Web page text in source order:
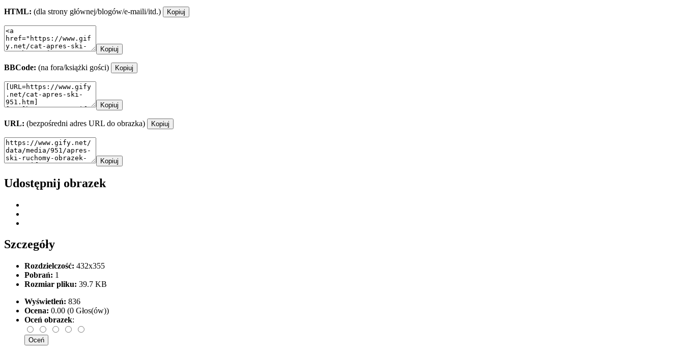
HTML: (dla strony głównej/blogów/e-maili/itd.) Kopiuj
Kopiuj
BBCode: (na fora/książki gości) Kopiuj
Kopiuj
URL: (bezpośredni adres URL do obrazka) Kopiuj
Kopiuj
Udostępnij obrazek
Szczegóły
Rozdzielczość: 432x355
Pobrań: 1
Rozmiar pliku: 39.7 KB
Wyświetleń: 836
Ocena: 0.00 (0 Głos(ów))
Oceń obrazek: